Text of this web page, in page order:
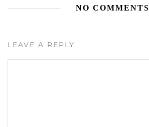
NO COMMENTS
LEAVE A REPLY